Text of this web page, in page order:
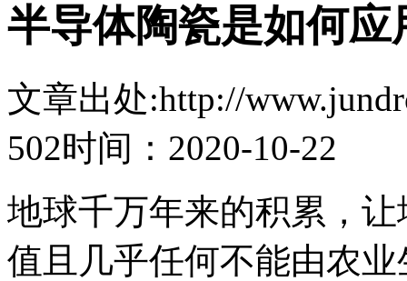
半导体陶瓷是如何
文章出处:http://
502时间：2020-10-22
地球千万年来的积累，
值且几乎任何不能由农